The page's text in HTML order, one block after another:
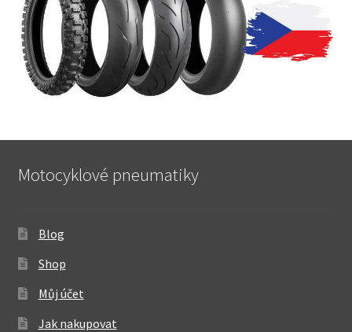
Motocyklové pneumatiky
Blog
Shop
Můj účet
Jak nakupovat